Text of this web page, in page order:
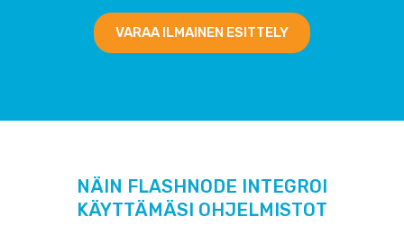
VARAA ILMAINEN ESITTELY
NÄIN FLASHNODE INTEGROI
KÄYTTÄMÄSI OHJELMISTOT